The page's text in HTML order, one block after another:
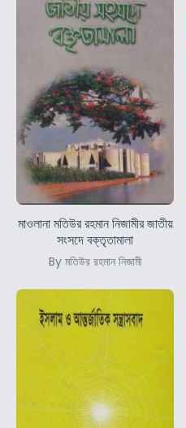
মাওলানা মতিউর রহমান নিজামীর জাতীয়
সংসদে বক্তৃতামালা
By মতিউর রহমান নিজামী